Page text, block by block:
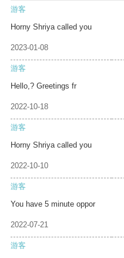
游客
Horny Shriya called you
2023-01-08
游客
Hello,? Greetings fr
2022-10-18
游客
Horny Shriya called you
2022-10-10
游客
You have 5 minute oppor
2022-07-21
游客